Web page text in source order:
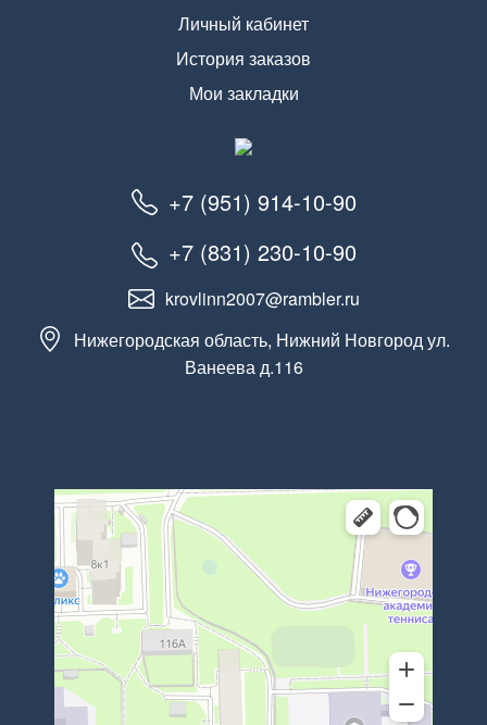
Личный кабинет
История заказов
Мои закладки
+7 (951) 914-10-90
+7 (831) 230-10-90
krovlinn2007@rambler.ru
Нижегородская область, Нижний Новгород ул.
Ванеева д.116